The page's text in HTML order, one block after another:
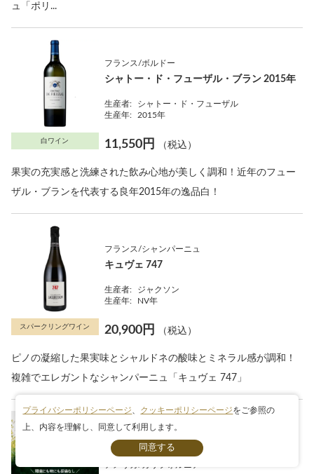
ュ「ポリ...
白ワイン
フランス/ボルドー
シャトー・ド・フューザル・ブラン 2015年
生産者:
シャトー・ド・フューザル
生産年:
2015年
11,550円 （税込）
果実の充実感と洗練された飲み心地が美しく調和！近年のフュー
ザル・ブランを代表する良年2015年の逸品白！
スパークリングワイン
フランス/シャンパーニュ
キュヴェ 747
生産者:
ジャクソン
生産年:
NV年
20,900円 （税込）
ピノの凝縮した果実味とシャルドネの酸味とミネラル感が調和！
複雑でエレガントなシャンパーニュ「キュヴェ 747」
セット
プライバシーポリシーページ クッキーポリシーページをご参照の
上、内容を理解し、同意して利用します。